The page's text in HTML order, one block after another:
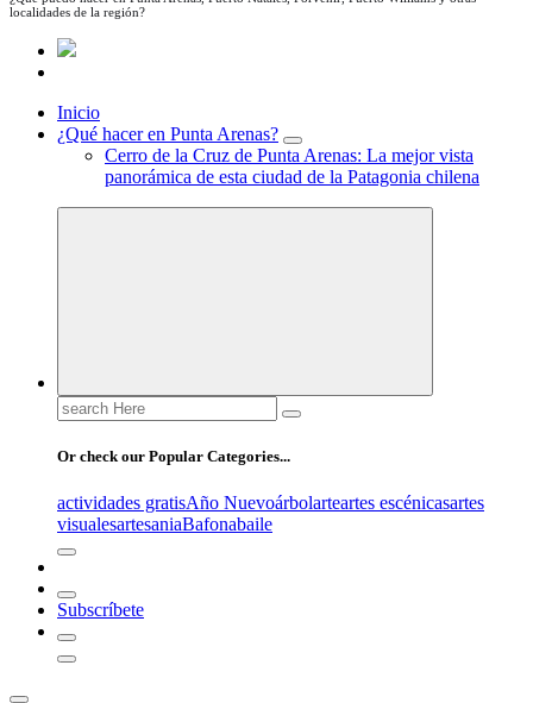
localidades de la región?
Inicio
¿Qué hacer en Punta Arenas?
Cerro de la Cruz de Punta Arenas: La mejor vista
panorámica de esta ciudad de la Patagonia chilena
Search
for:
Or check our Popular Categories...
actividades gratisAño Nuevoárbolarteartes escénicasartes
visualesartesaniaBafonabaile
Subscríbete